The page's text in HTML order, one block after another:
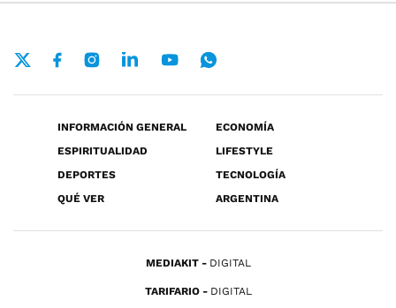
INFORMACIÓN GENERAL
ECONOMÍA
ESPIRITUALIDAD
LIFESTYLE
DEPORTES
TECNOLOGÍA
QUÉ VER
ARGENTINA
MEDIAKIT DIGITAL
TARIFARIO DIGITAL